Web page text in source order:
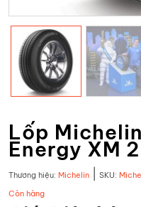
Lốp
Energy XM
Thương hiệu: Michelin SKU:
Còn hàng